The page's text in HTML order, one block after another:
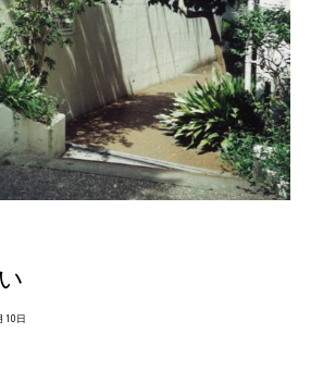
10日